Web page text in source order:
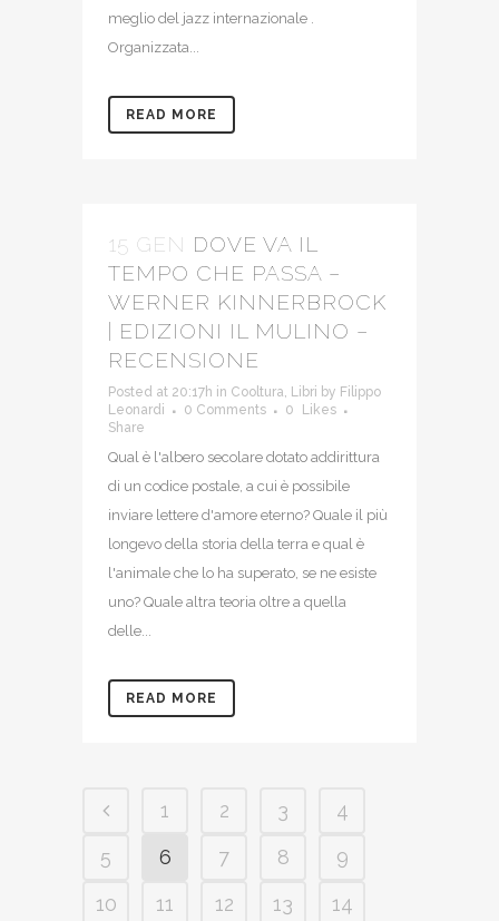
meglio del jazz internazionale .
Organizzata...
READ MORE
15 GEN DOVE VA IL
TEMPO CHE PASSA –
WERNER KINNERBROCK
| EDIZIONI IL MULINO –
RECENSIONE
Posted at 20:17h in Cooltura, Libri by Filippo
Leonardi
0 Comments 0
Likes
Share
Qual è l'albero secolare dotato addirittura
di un codice postale, a cui è possibile
inviare lettere d'amore eterno? Quale il più
longevo della storia della terra e qual è
l'animale che lo ha superato, se ne esiste
uno? Quale altra teoria oltre a quella
delle...
READ MORE
1 2 3
4
5
6 7 8
9
10
11 12 13
14